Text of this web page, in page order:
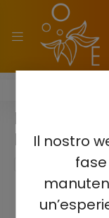
Il nostro
ELF BAR